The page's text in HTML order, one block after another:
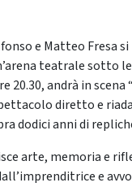
e Matteo Fresa si
teatrale sotto
20.30, andrà in scena
diretto e
dodici anni di
arte, memoria e
e